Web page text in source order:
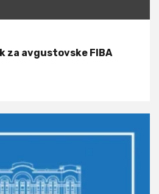
za avgustovske FIBA